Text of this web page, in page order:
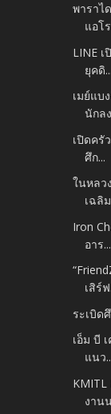
พาราไ
แอโ
LINE
ยุคดิ...
เมย์แบ
นักล
เปิดครั
ศึก...
ในหลว
เฉลิ
Iron
อาร...
เสิร์ฟ
ระเบิด
เอ็ม บี
แนว
งาน